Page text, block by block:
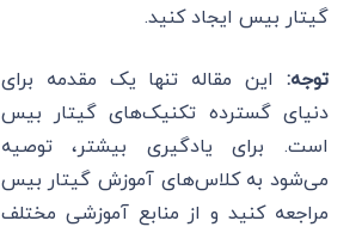
گیتار بیس ایجاد کنید.
توجه: این مقاله تنها یک مقدمه برای
دنیای گسترده تکنیک‌های گیتار بیس
است. برای یادگیری بیشتر، توصیه
می‌شود به کلاس‌های آموزش گیتار بیس
مراجعه کنید و از منابع آموزشی مختلف